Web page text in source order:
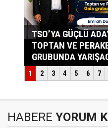
HABERE YORUM